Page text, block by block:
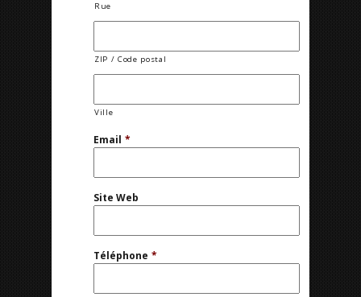
Rue
ZIP / Code postal
Ville
Email *
Site Web
Téléphone *